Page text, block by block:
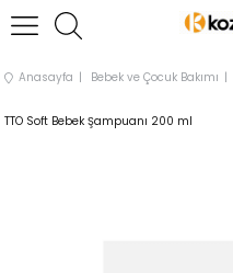
Anasayfa Bebek ve Çocuk Bakımı
TTO Soft Bebek Şampuanı 200 ml